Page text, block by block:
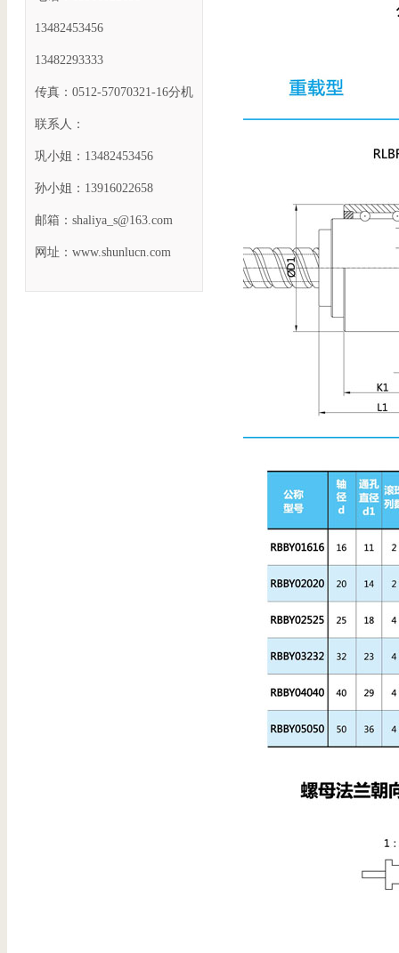
13482453456
13482293333
传真：0512-57070321-16分机
联系人：
巩小姐：13482453456
孙小姐：13916022658
邮箱：shaliya_s@163.com
网址：www.shunlucn.com